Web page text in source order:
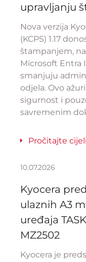
upravljanju
Nova verzija
(KCPS) 1.17
štampanjem,
Microsoft Entra
smanjuju
odjela. Ovo
sigurnost i
savremenim
Pročitajte
10.07.2026
Kyocera
ulaznih A3
uređaja
MZ2502
Kyocera je